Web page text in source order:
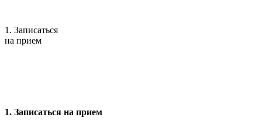
1. Записаться
на прием
1. Записаться на прием